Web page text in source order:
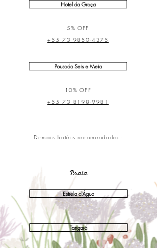
Hotel da Graça
5% OFF
+55 73 9850-4375
Pousada Seis e Meia
10% OFF
+55 73 8198-9981
Demais hotéis recomendados:
Praia
Estrela d'Água
Tangará